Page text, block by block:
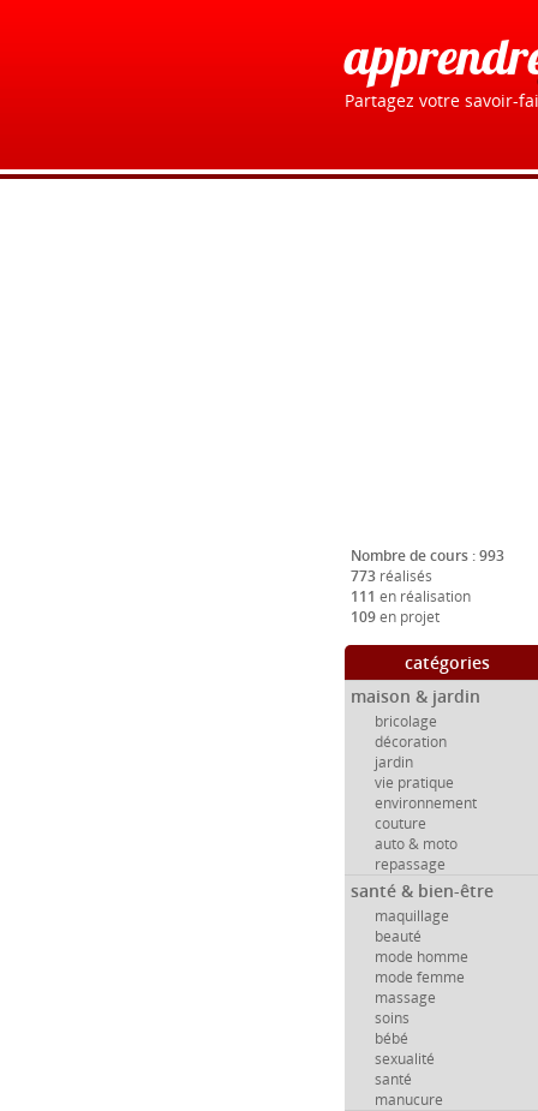
Partagez votre savoir-
Nombre de cours : 993
773 réalisés
111 en réalisation
109en projet
catégories
maison & jardin
bricolage
décoration
jardin
vie pratique
environnement
couture
auto & moto
repassage
santé & bien-être
maquillage
beauté
mode homme
mode femme
massage
soins
bébé
sexualité
santé
manucure